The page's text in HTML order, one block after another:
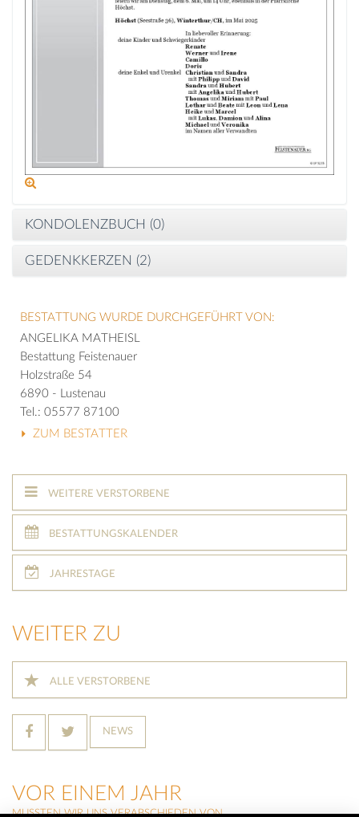
KONDOLENZBUCH (0)
GEDENKKERZEN (2)
BESTATTUNG WURDE DURCHGEFÜHRT VON:
ANGELIKA MATHEISL
Bestattung Feistenauer
Holzstraße 54
6890 - Lustenau
Tel.: 05577 87100
ZUM BESTATTER
WEITERE VERSTORBENE
BESTATTUNGSKALENDER
JAHRESTAGE
WEITER ZU
ALLE VERSTORBENE
NEWS
VOR EINEM JAHR
MUSSTEN WIR UNS VERABSCHIEDEN VON